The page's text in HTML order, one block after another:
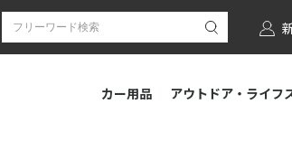
カー用品 アウトドア・ライフ